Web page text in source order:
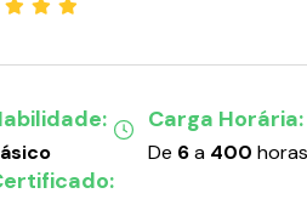
Carga Horária:
De 6a 400 horas